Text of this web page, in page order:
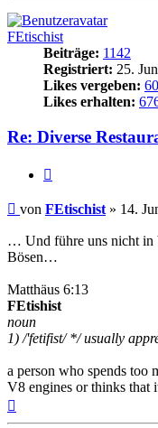
FEtischist
Beiträge: 1142
Registriert: 25.
Likes vergeben:
Likes erhalten:
Re: Diverse
Beitrag
von FEtischist » 14.
… Und führe uns nicht in
Bösen…
Matthäus 6:13
FEtishist
noun
1) /'fetifist/ */ usually
a person who spends
V8 engines or thinks that